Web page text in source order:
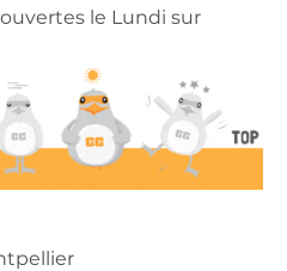
le Lundi sur